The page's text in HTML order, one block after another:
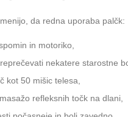
da redna uporaba palčk:
in motoriko,
nekatere starostne
kot 50 mišic telesa,
refleksnih točk na dlani,